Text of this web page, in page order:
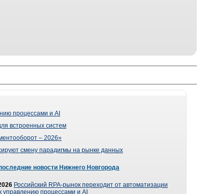
процессами и AI
встроенных систем
– 2026»
смену парадигмы на рынке данных
новости Нижнего Новгорода
Российский RPA-рынок переходит от автоматизации
управлению процессами и AI